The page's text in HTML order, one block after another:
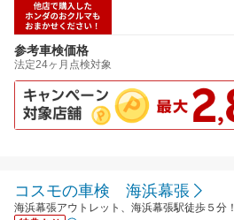
参考車検価格
法定24ヶ月点検対象
コスモの車検 海浜幕張
海浜幕張アウトレット、海浜幕張駅徒歩５分！